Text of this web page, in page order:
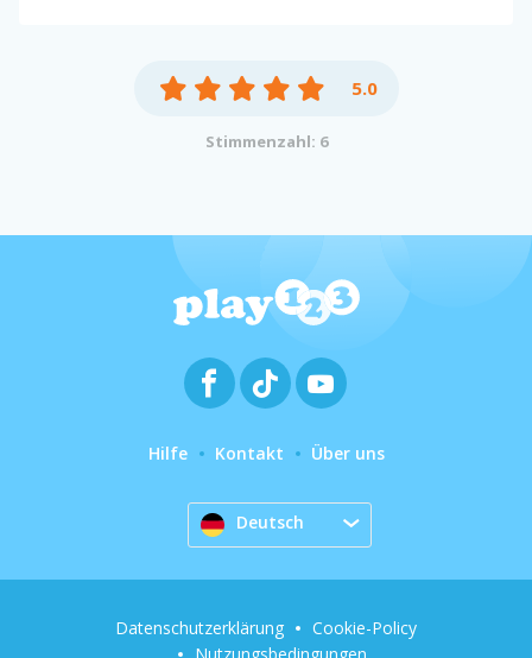
5.0
Stimmenzahl: 6
Hilfe Kontakt Über uns
Deutsch
Datenschutzerklärung
Cookie-Policy